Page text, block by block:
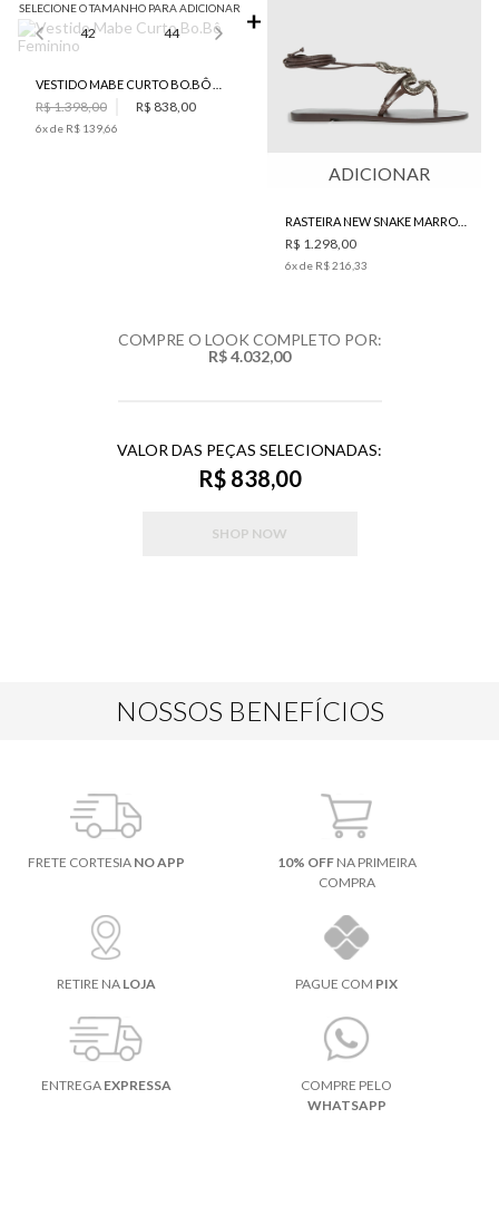
SELECIONE O TAMANHO PARA ADICIONAR
42 44
R$ 1.398,00 R$ 838,00
6x de R$ 139,66
ADICIONAR
R$ 1.298,00
6x de R$ 216,33
COMPRE O LOOK COMPLETO POR:
R$ 4.032,00
VALOR DAS PEÇAS SELECIONADAS:
R$ 838,00
SHOP NOW
NOSSOS BENEFÍCIOS
FRETE CORTESIA NO APP 10% OFFNA PRIMEIRA
COMPRA
RETIRE NA LOJA PAGUE COM PIX
ENTREGA EXPRESSA
COMPRE PELO
WHATSAPP